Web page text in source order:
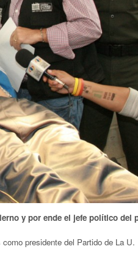
y por ende el jefe político del
presidente del Partido de La U.